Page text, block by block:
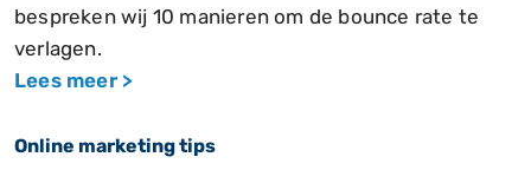
bespreken wij 10 manieren om de bounce rate te
verlagen.
Lees meer >
Online marketing tips